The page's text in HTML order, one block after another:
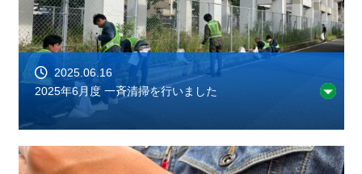
2025.06.16
2025年6月度 一斉清掃を行いました